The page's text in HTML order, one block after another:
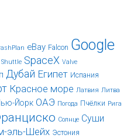
eBay Falcon Google
Shuttle SpaceX Valve
Дубай Египет Испания
Красное море Латвия Литва
Йорк ОАЭ Погода Пчёлки Рига
Солнце Суши
эль-Шейх Эстония